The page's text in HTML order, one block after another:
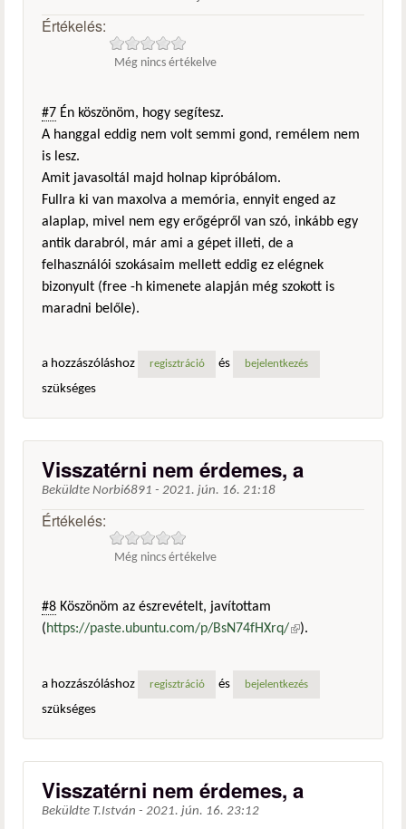
Értékelés:
Még nincs értékelve
#7 Én köszönöm, hogy segítesz.
A hanggal eddig nem volt semmi gond, remélem nem
is lesz.
Amit javasoltál majd holnap kipróbálom.
Fullra ki van maxolva a memória, ennyit enged az
alaplap, mivel nem egy erőgépről van szó, inkább egy
antik darabról, már ami a gépet illeti, de a
felhasználói szokásaim mellett eddig ez elégnek
bizonyult (free -h kimenete alapján még szokott is
maradni belőle).
a hozzászóláshoz regisztráció és bejelentkezés
szükséges
Visszatérni nem érdemes, a
Beküldte Norbi6891 - 2021. jún. 16. 21:18
Értékelés:
Még nincs értékelve
#8 Köszönöm az észrevételt, javítottam
(https://paste.ubuntu.com/p/BsN74fHXrq/(külső
).
a hozzászóláshoz regisztráció és bejelentkezés
szükséges
Visszatérni nem érdemes, a
Beküldte T.István - 2021. jún. 16. 23:12